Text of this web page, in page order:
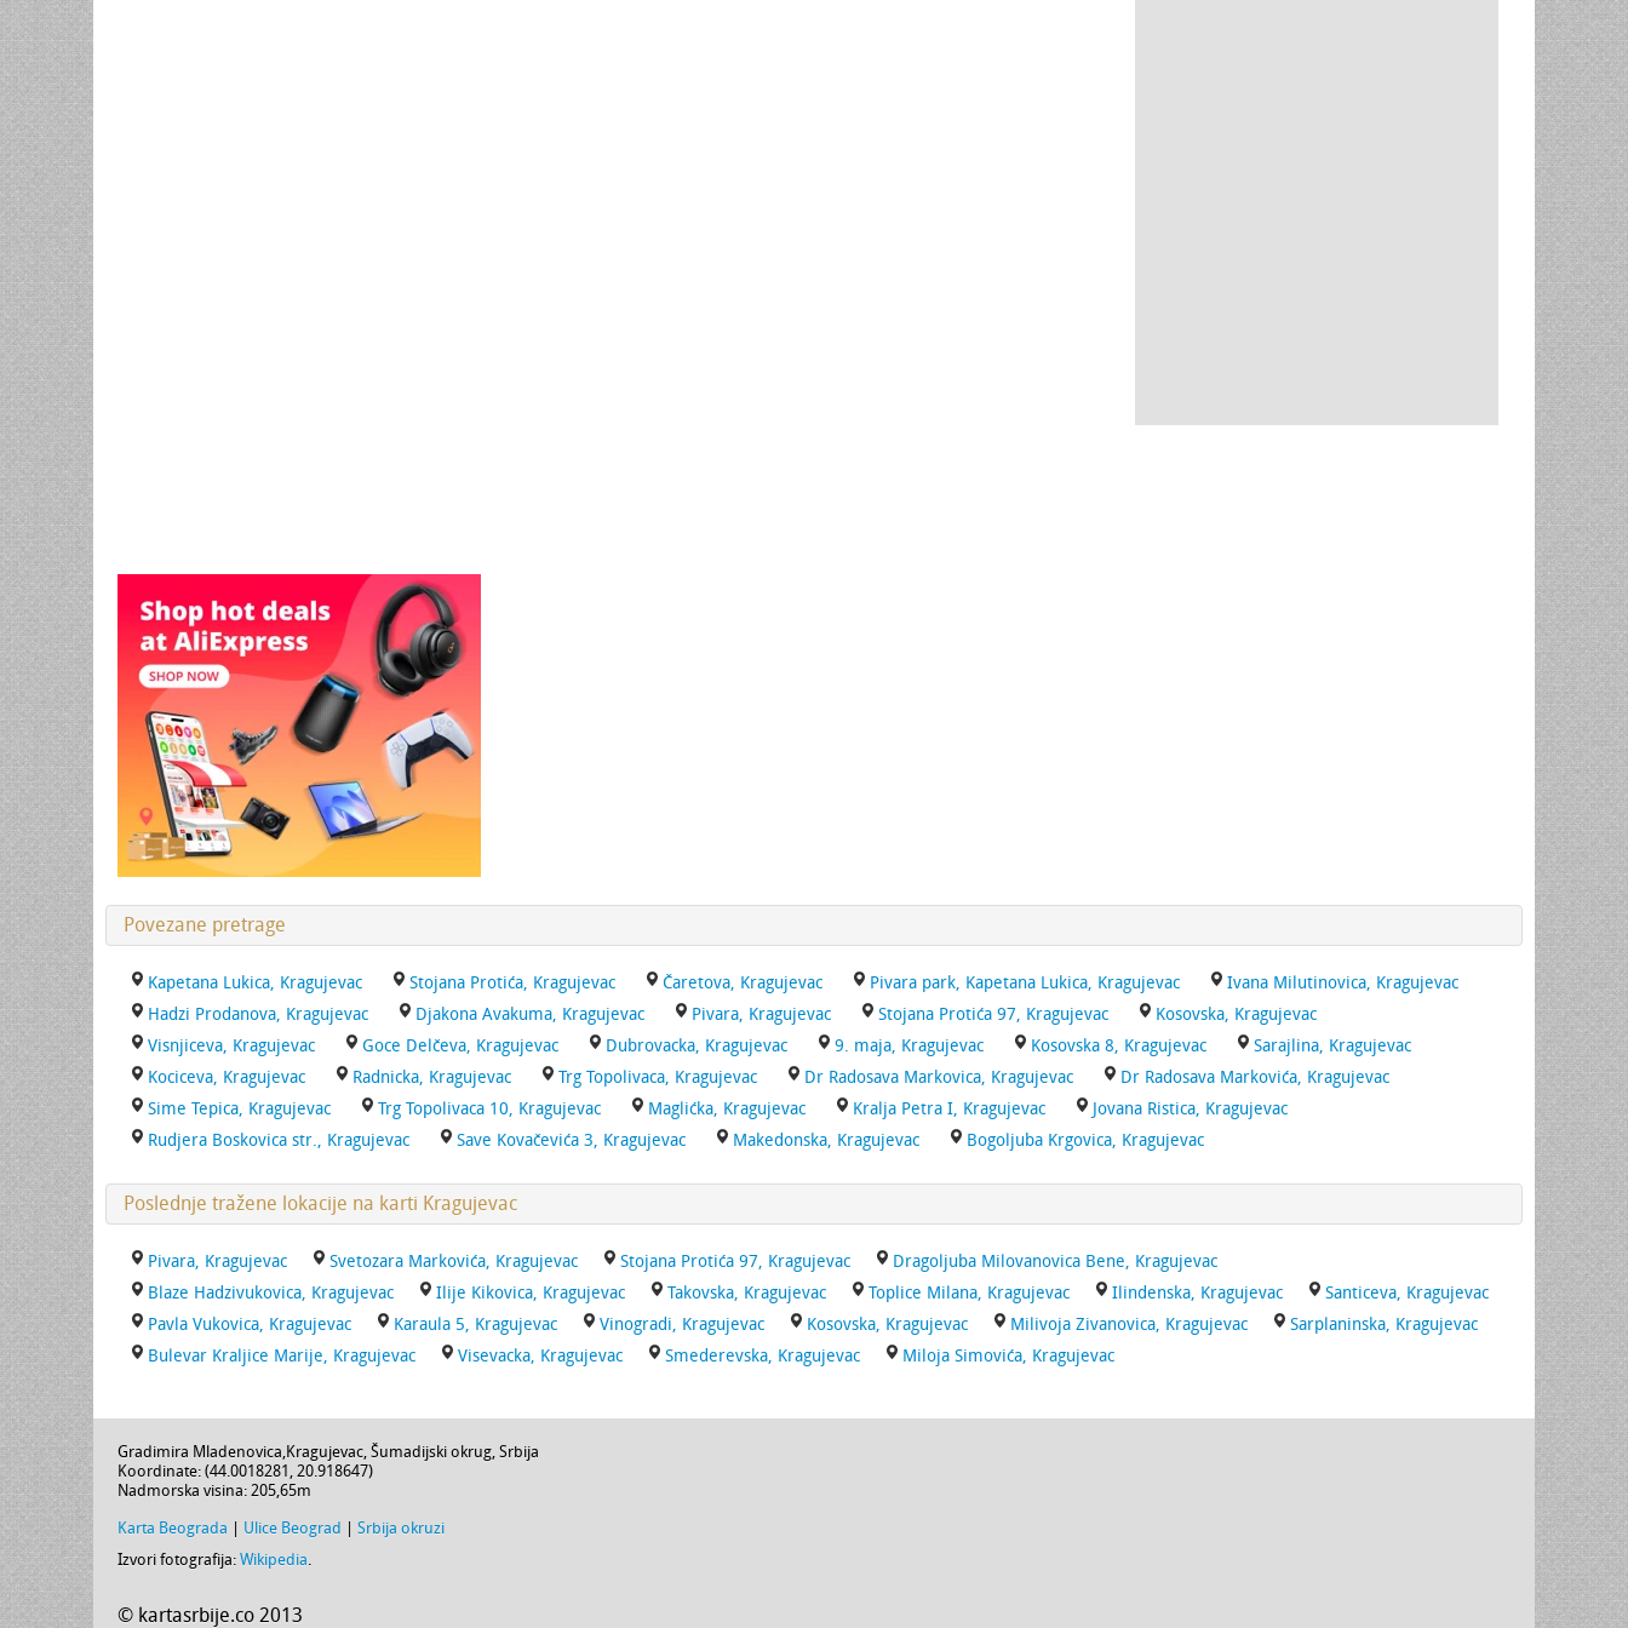
Povezane pretrage
Kapetana Lukica, Kragujevac Stojana Protića, Kragujevac Čaretova, Kragujevac Pivara park, Kapetana Lukica, Kragujevac
Ivana Milutinovica, Kragujevac
Hadzi Prodanova, Kragujevac
Djakona Avakuma, Kragujevac Pivara, Kragujevac Stojana Protića 97, Kragujevac
Kosovska, Kragujevac
Visnjiceva, Kragujevac
Goce Delčeva, Kragujevac Dubrovacka, Kragujevac 9. maja, Kragujevac Kosovska 8, Kragujevac
Sarajlina, Kragujevac
Kociceva, Kragujevac
Radnicka, Kragujevac Trg Topolivaca, Kragujevac Dr Radosava Markovica, Kragujevac
Dr Radosava Markovića, Kragujevac
Sime Tepica, Kragujevac
Trg Topolivaca 10, Kragujevac Maglićka, Kragujevac Kralja Petra I, Kragujevac
Jovana Ristica, Kragujevac
Rudjera Boskovica str., Kragujevac
Save Kovačevića 3, Kragujevac Makedonska, Kragujevac Bogoljuba Krgovica, Kragujevac
Poslednje tražene lokacije na karti Kragujevac
Pivara, Kragujevac Svetozara Markovića, Kragujevac Stojana Protića 97, Kragujevac
Dragoljuba Milovanovica Bene, Kragujevac
Blaze Hadzivukovica, Kragujevac
Ilije Kikovica, Kragujevac Takovska, Kragujevac Toplice Milana, Kragujevac Ilindenska, Kragujevac
Santiceva, Kragujevac
Pavla Vukovica, Kragujevac
Karaula 5, Kragujevac Vinogradi, Kragujevac Kosovska, Kragujevac Milivoja Zivanovica, Kragujevac
Sarplaninska, Kragujevac
Bulevar Kraljice Marije, Kragujevac
Visevacka, Kragujevac Smederevska, Kragujevac Miloja Simovića, Kragujevac
Gradimira Mladenovica,Kragujevac, Šumadijski okrug, Srbija
Koordinate: (44.0018281 , 20.918647)
Nadmorska visina: 205,65m
Karta Beograda Ulice Beograd
Srbija okruzi
Izvori fotografija: Wikipedia.
© kartasrbije.co 2013